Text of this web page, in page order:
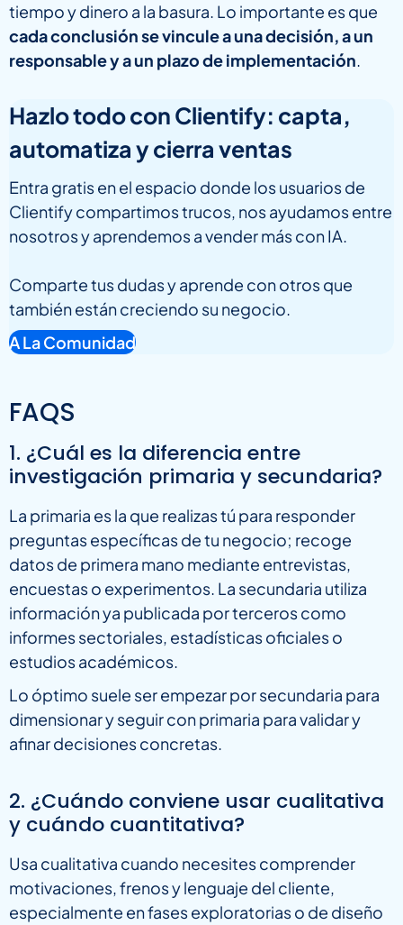
tiempo y dinero a la basura. Lo importante es que
cada conclusión se vincule a una decisión, a un
responsable y a un plazo de implementación.
Hazlo todo con Clientify: capta,
automatiza y cierra ventas
Entra gratis en el espacio donde los usuarios de
Clientify compartimos trucos, nos ayudamos entre
nosotros y aprendemos a vender más con IA.
Comparte tus dudas y aprende con otros que
también están creciendo su negocio.
A La Comunidad
FAQS
1. ¿Cuál es la diferencia entre
investigación primaria y secundaria?
La primaria es la que realizas tú para responder
preguntas específicas de tu negocio; recoge
datos de primera mano mediante entrevistas,
encuestas o experimentos. La secundaria utiliza
información ya publicada por terceros como
informes sectoriales, estadísticas oficiales o
estudios académicos.
Lo óptimo suele ser empezar por secundaria para
dimensionar y seguir con primaria para validar y
afinar decisiones concretas.
2. ¿Cuándo conviene usar cualitativa
y cuándo cuantitativa?
Usa cualitativa cuando necesites comprender
motivaciones, frenos y lenguaje del cliente,
especialmente en fases exploratorias o de diseño